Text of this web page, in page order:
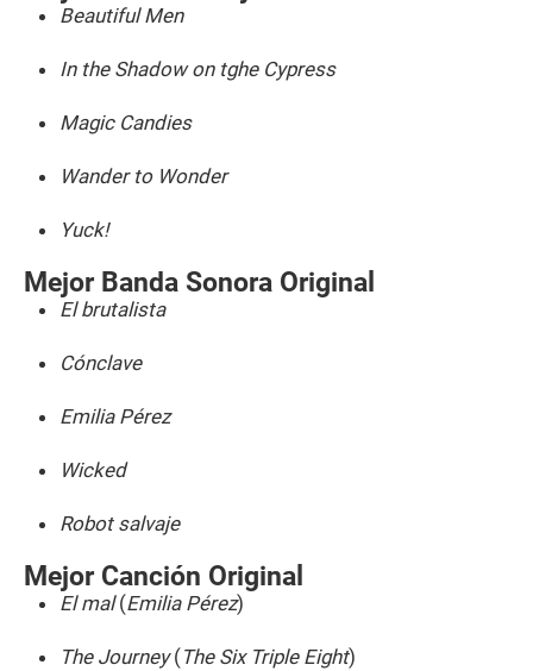
Beautiful Men
In the Shadow on tghe Cypress
Magic Candies
Wander to Wonder
Yuck!
Mejor Banda Sonora Original
El brutalista
Cónclave
Emilia Pérez
Wicked
Robot salvaje
Mejor Canción Original
El mal(Emilia Pérez)
The Journey(The Six Triple Eight)